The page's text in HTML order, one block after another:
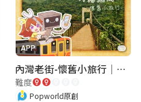
APP
內灣老街-懷舊小旅行｜新竹老街城市解謎
難度
Popworld原創